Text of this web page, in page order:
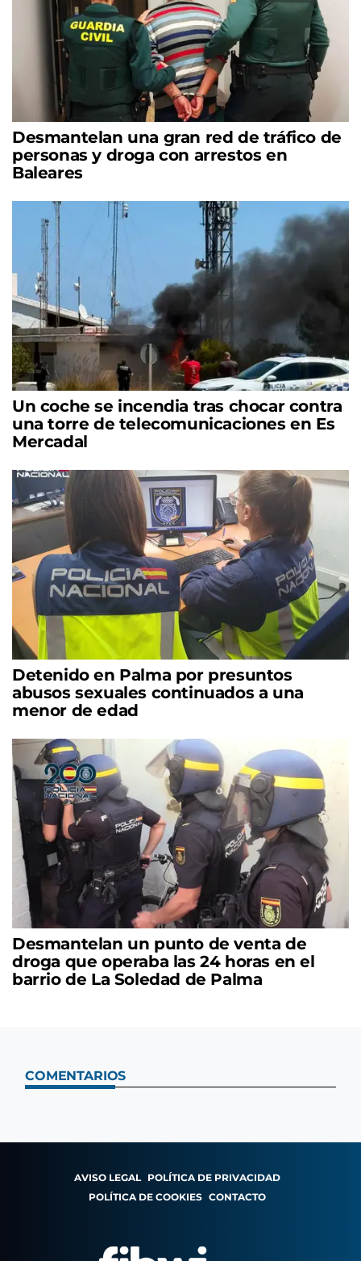
Desmantelan una gran red de tráfico de
personas y droga con arrestos en
Baleares
Un coche se incendia tras chocar contra
una torre de telecomunicaciones en Es
Mercadal
Detenido en Palma por presuntos
abusos sexuales continuados a una
menor de edad
Desmantelan un punto de venta de
droga que operaba las 24 horas en el
barrio de La Soledad de Palma
COMENTARIOS
AVISO LEGAL POLÍTICA DE PRIVACIDAD
POLÍTICA DE COOKIES CONTACTO